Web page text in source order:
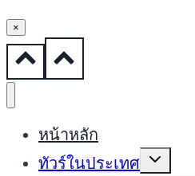
×
หน้าหลัก
ทัวร์ในประเทศ
Expand
child